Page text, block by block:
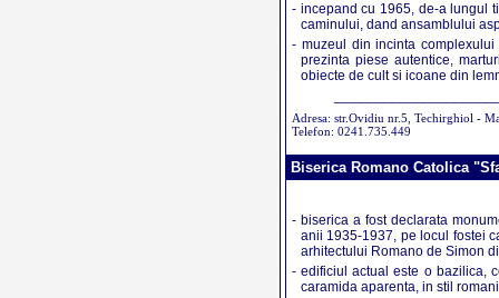
- incepand cu 1965, de-a lungul
caminului, dand ansamblului
- muzeul din incinta
prezinta piese autentice,
obiecte de cult si icoane din
Adresa: str.Ovidiu nr.5, Techirghiol -
Telefon: 0241.735.449
Biserica Romano Catolica
- biserica a fost declarata
anii 1935-1937, pe locul fostei
arhitectului Romano de Simon
- edificiul actual este o bazilica,
caramida aparenta, in stil